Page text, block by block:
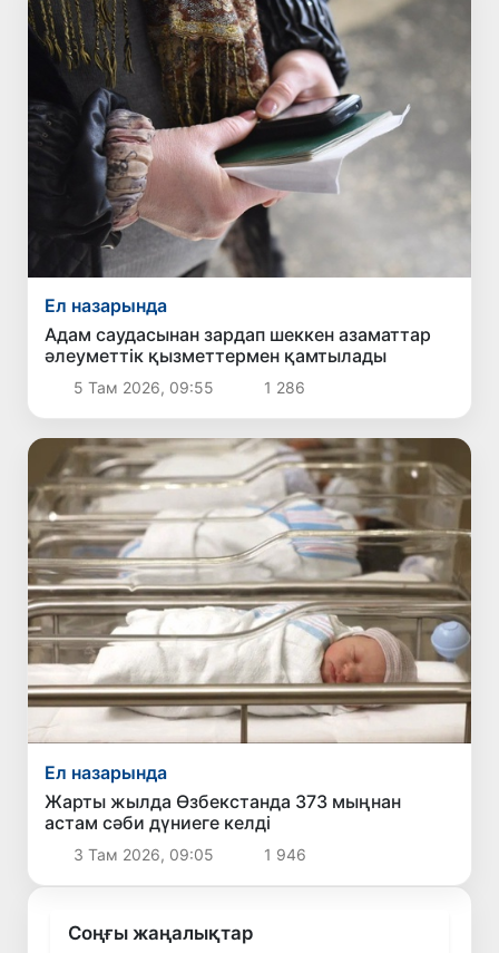
Ел назарында
Адам саудасынан зардап шеккен азаматтар
әлеуметтік қызметтермен қамтылады
5 Там 2026, 09:55 1 286
Ел назарында
Жарты жылда Өзбекстанда 373 мыңнан
астам сәби дүниеге келді
3 Там 2026, 09:05 1 946
Соңғы жаңалықтар